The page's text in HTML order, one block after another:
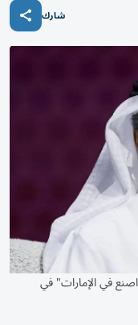
شارك
في الإمارات" في